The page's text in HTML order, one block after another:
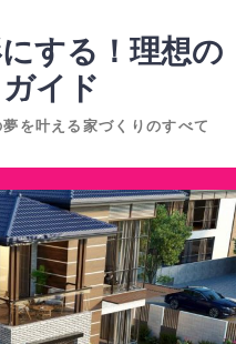
する！理想の
イド
を叶える家づくりのすべて